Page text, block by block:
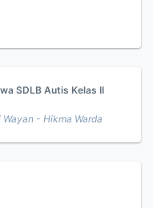
SDLB Autis Kelas II
- Hikma Warda